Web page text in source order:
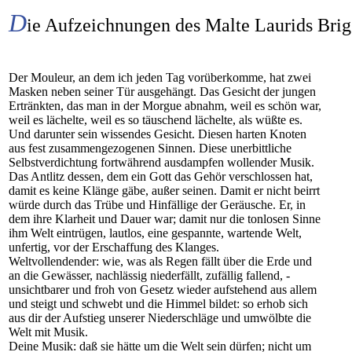
Die Aufzeichnungen des Malte Laurids
Der Mouleur, an dem ich jeden Tag vorüberkomme, hat zwei
Masken neben seiner Tür ausgehängt. Das Gesicht der jungen
Ertränkten, das man in der Morgue abnahm, weil es schön war,
weil es lächelte, weil es so täuschend lächelte, als wüßte es.
Und darunter sein wissendes Gesicht. Diesen harten Knoten
aus fest zusammengezogenen Sinnen. Diese unerbittliche
Selbstverdichtung fortwährend ausdampfen wollender Musik.
Das Antlitz dessen, dem ein Gott das Gehör verschlossen hat,
damit es keine Klänge gäbe, außer seinen. Damit er nicht beirrt
würde durch das Trübe und Hinfällige der Geräusche. Er, in
dem ihre Klarheit und Dauer war; damit nur die tonlosen Sinne
ihm Welt eintrügen, lautlos, eine gespannte, wartende Welt,
unfertig, vor der Erschaffung des Klanges.
Weltvollendender: wie, was als Regen fällt über die Erde und
an die Gewässer, nachlässig niederfällt, zufällig fallend, -
unsichtbarer und froh von Gesetz wieder aufstehend aus allem
und steigt und schwebt und die Himmel bildet: so erhob sich
aus dir der Aufstieg unserer Niederschläge und umwölbte die
Welt mit Musik.
Deine Musik: daß sie hätte um die Welt sein dürfen; nicht um